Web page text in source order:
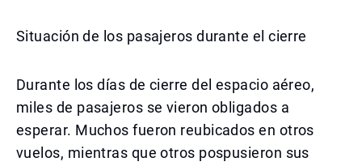
Situación de los pasajeros durante el cierre
Durante los días de cierre del espacio aéreo,
miles de pasajeros se vieron obligados a
esperar. Muchos fueron reubicados en otros
vuelos, mientras que otros pospusieron sus